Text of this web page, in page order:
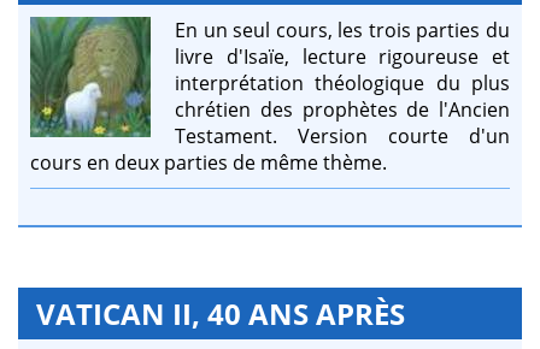
En un seul cours, les trois parties du
livre d'Isaïe, lecture rigoureuse et
interprétation théologique du plus
chrétien des prophètes de l'Ancien
Testament. Version courte d'un
cours en deux parties de même thème.
VATICAN II, 40 ANS APRÈS